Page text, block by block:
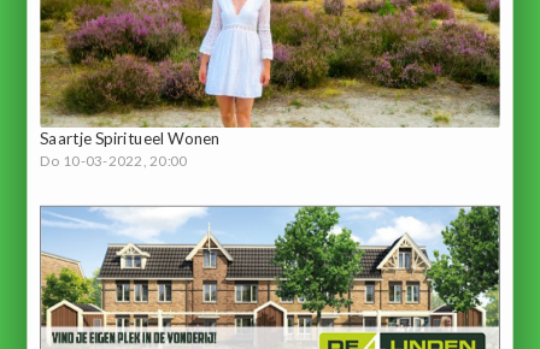
Saartje Spiritueel Wonen
Do 10-03-2022, 20:00